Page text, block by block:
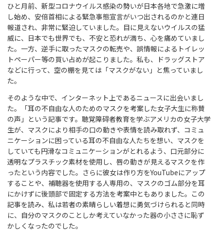
ひと月前、新型コロナウイルス感染の勢いが日本各地で急激に増
し始め、安倍首相による緊急事態宣言がいつ出されるのかと連日
報道され、非常に緊迫していました。目に見えないウイルスの猛
威に、日本でも世界でも、不安と恐れが満ち、心を痛めていまし
た。一方、逆手に取ったマスクの転売や、誤情報によるトイレッ
トペーパー等の買い占めが起こりました。私も、ドラッグストア
などに行って、空の棚を見ては「マスクがない」と焦っていまし
た。
そのような中で、インターネット上であるニュースに出会いまし
た。「耳の不自由な人のためのマスクを考案した女子大生に称賛
の声」という記事です。聴覚障碍者教育を学ぶアメリカの女子大学
生が、マスクにより相手の口の動きや表情を読み取れず、コミュ
ニケーションに困っている耳の不自由な人たちを想い、マスクを
していても円滑なコミュニケーションがとれるよう、口元部分に
透明なプラスチック素材を使用し、唇の動きが見えるマスクを作
ったという内容でした。さらに彼女は作り方をYouTubeにアップ
することや、補聴器を使用する人専用の、マスクのゴム部分を耳
にかけずに後頭部で固定する方法を考案中ともありました。この
記事を読み、私は若者の素晴らしい着想に勇気づけられると同時
に、自分のマスクのことしか考えていなかった器の小ささに恥ず
かしくなったのでした。